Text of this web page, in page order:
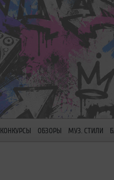
КОНКУРСЫ ОБЗОРЫ МУЗ. СТИЛИ